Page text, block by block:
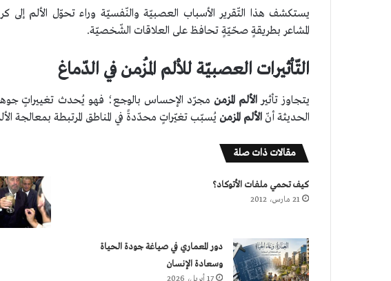
يستكشف هذا التّقرير الأسباب العصبيّة والنّفسيّة وراء تحوّل الألم
المشاعر بطريقةٍ صحّيّةٍ تحافظ على العلاقات الشّخصيّة.
التّأثيرات العصبيّة للألم المُزمن في الدّماغ
يتجاوز تأثيرالألم المزمن مجرّد الإحساس بالوجع؛ فهو يُحدث تغييراتٍ
الحديثة أنّ الألم المزمنيُسبّب تغيّراتٍ محدّدةً في المناطق المرتبطة بمعالجة
مقالات ذات صلة
كيف تحمي ملفات الأتوكاد؟
21 مارس، 2012
دور المعماري في صياغة جودة الحياة
وسعادة الإنسان
17 أبريل، 2026